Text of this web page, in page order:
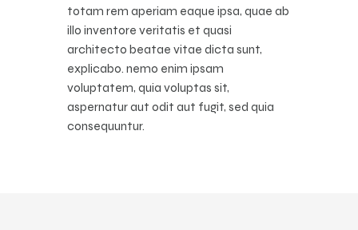
totam rem aperiam eaque ipsa, quae ab
illo inventore veritatis et quasi
architecto beatae vitae dicta sunt,
explicabo. nemo enim ipsam
voluptatem, quia voluptas sit,
aspernatur aut odit aut fugit, sed quia
consequuntur.